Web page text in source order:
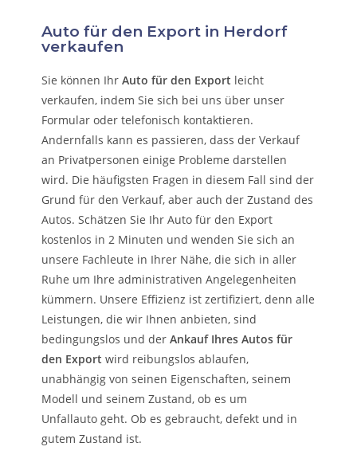
Auto für den Export in Herdorf
verkaufen
Sie können IhrAuto für den Export leicht
verkaufen, indem Sie sich bei uns über unser
Formular oder telefonisch kontaktieren.
Andernfalls kann es passieren, dass der Verkauf
an Privatpersonen einige Probleme darstellen
wird. Die häufigsten Fragen in diesem Fall sind der
Grund für den Verkauf, aber auch der Zustand des
Autos. Schätzen Sie Ihr Auto für den Export
kostenlos in 2 Minuten und wenden Sie sich an
unsere Fachleute in Ihrer Nähe, die sich in aller
Ruhe um Ihre administrativen Angelegenheiten
kümmern. Unsere Effizienz ist zertifiziert, denn alle
Leistungen, die wir Ihnen anbieten, sind
bedingungslos und derAnkauf Ihres Autos für
den Export wird reibungslos ablaufen,
unabhängig von seinen Eigenschaften, seinem
Modell und seinem Zustand, ob es um
Unfallauto geht. Ob es gebraucht, defekt und in
gutem Zustand ist.